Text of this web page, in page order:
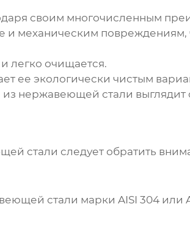
своим многочисленным
механическим повреждениям,
легко очищается.
ее экологически чистым
из нержавеющей стали
стали следует обратить
стали марки AISI 304 или